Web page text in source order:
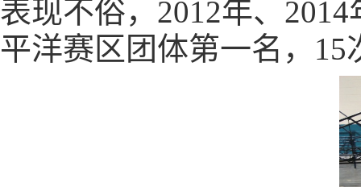
表现不俗， 2012年、 2014
平洋赛区团体第一名， 15